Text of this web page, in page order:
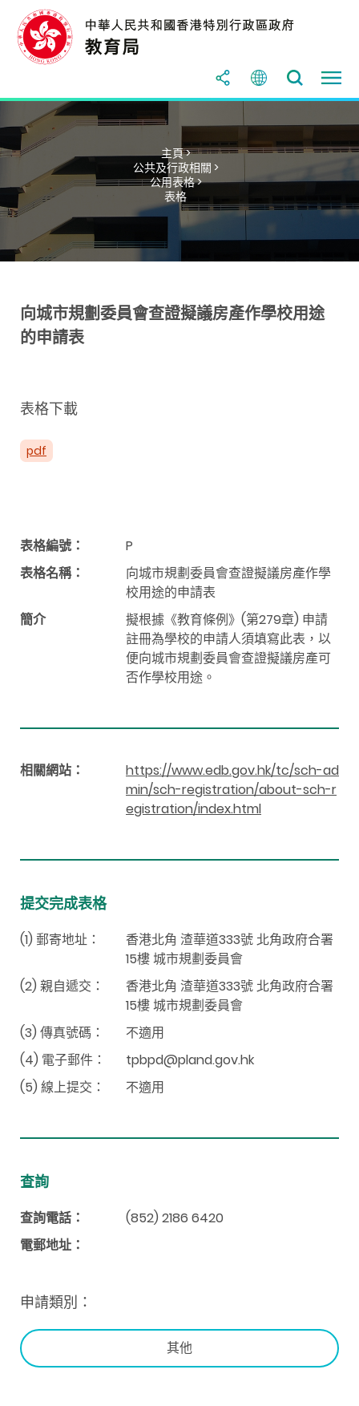
主頁 >
公共及行政相關 >
公用表格 >
表格
向城市規劃委員會查證擬議房產作學校用途
的申請表
表格下載
pdf
表格編號：
P
表格名稱：
向城市規劃委員會查證擬議房產作學
校用途的申請表
簡介
擬根據《教育條例》(第279章) 申請
註冊為學校的申請人須填寫此表，以
便向城市規劃委員會查證擬議房產可
否作學校用途。
相關網站：
https://www.edb.gov.hk/tc/sch-ad
min/sch-registration/about-sch-r
egistration/index.html
提交完成表格
(1) 郵寄地址：
香港北角 渣華道333號 北角政府合署
15樓 城市規劃委員會
(2) 親自遞交：
香港北角 渣華道333號 北角政府合署
15樓 城市規劃委員會
(3) 傳真號碼：
不適用
(4) 電子郵件：
tpbpd@pland.gov.hk
(5) 線上提交：
不適用
查詢
查詢電話： (852) 2186 6420
電郵地址：
申請類別：
其他